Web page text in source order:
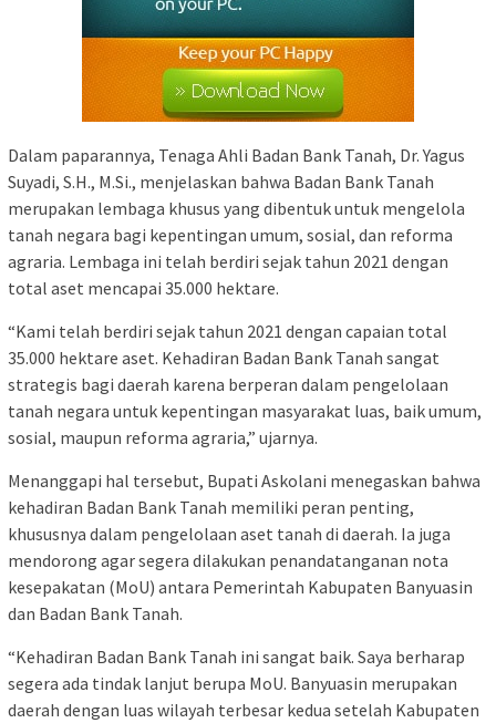
Dalam paparannya, Tenaga Ahli Badan Bank Tanah, Dr. Yagus
Suyadi, S.H., M.Si., menjelaskan bahwa Badan Bank Tanah
merupakan lembaga khusus yang dibentuk untuk mengelola
tanah negara bagi kepentingan umum, sosial, dan reforma
agraria. Lembaga ini telah berdiri sejak tahun 2021 dengan
total aset mencapai 35.000 hektare.
“Kami telah berdiri sejak tahun 2021 dengan capaian total
35.000 hektare aset. Kehadiran Badan Bank Tanah sangat
strategis bagi daerah karena berperan dalam pengelolaan
tanah negara untuk kepentingan masyarakat luas, baik umum,
sosial, maupun reforma agraria,” ujarnya.
Menanggapi hal tersebut, Bupati Askolani menegaskan bahwa
kehadiran Badan Bank Tanah memiliki peran penting,
khususnya dalam pengelolaan aset tanah di daerah. Ia juga
mendorong agar segera dilakukan penandatanganan nota
kesepakatan (MoU) antara Pemerintah Kabupaten Banyuasin
dan Badan Bank Tanah.
“Kehadiran Badan Bank Tanah ini sangat baik. Saya berharap
segera ada tindak lanjut berupa MoU. Banyuasin merupakan
daerah dengan luas wilayah terbesar kedua setelah Kabupaten